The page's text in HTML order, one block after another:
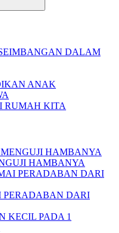
DALAM
ANAK
RUMAH KITA
HAMBANYA
HAMBANYA
PERADABAN DARI
PERADABAN DARI
KECIL PADA 1